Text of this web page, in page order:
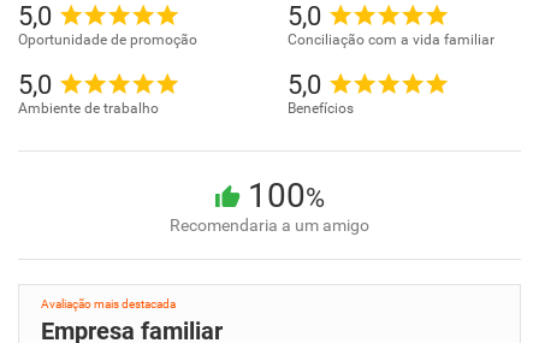
5,0
Oportunidade de promoção
5,0
Conciliação com a vida familiar
5,0
Ambiente de trabalho
5,0
Benefícios
100%
Recomendaria a um amigo
Avaliação mais destacada
Empresa familiar